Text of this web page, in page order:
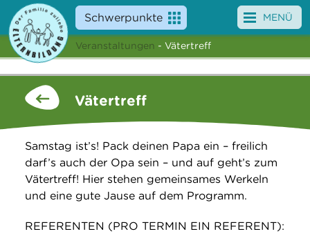
Schwerpunkte
Angebote
Veranstaltungen
Service
Über uns
MENÜ
Veranstaltungen - Vätertreff
Vätertreff
Samstag ist’s! Pack deinen Papa ein – freilich
darf’s auch der Opa sein – und auf geht’s zum
Vätertreff! Hier stehen gemeinsames Werkeln
und eine gute Jause auf dem Programm.
REFERENTEN (PRO TERMIN EIN REFERENT):